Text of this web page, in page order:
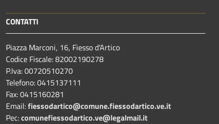
CONTATTI
Piazza Marconi, 16, Fiesso d'Artico
Codice Fiscale: 82002190278
P.Iva: 00720510270
Telefono:0415137111
Fax:0415160281
Email:fiessodartico@comune.fiessodartico.ve.it
Pec:comunefiessodartico.ve@legalmail.it